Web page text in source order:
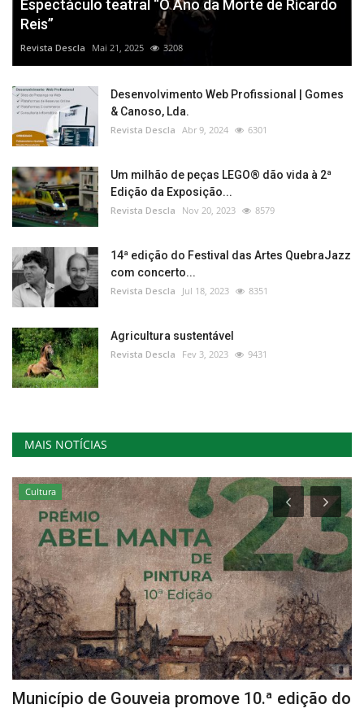
Espectáculo teatral “O Ano da Morte de Ricardo
Reis”
Revista Descla Mai 21, 2025 3208
Desenvolvimento Web Profissional | Gomes
& Canoso, Lda.
Revista Descla Abr 9, 2024 6301
Um milhão de peças LEGO® dão vida à 2ª
Edição da Exposição...
Revista Descla Nov 20, 2023 8579
14ª edição do Festival das Artes QuebraJazz
com concerto...
Revista Descla Jul 18, 2023 8351
Agricultura sustentável
Revista Descla Fev 3, 2023 9431
MAIS NOTÍCIAS
Cultura
Município de Gouveia promove 10.ª edição do